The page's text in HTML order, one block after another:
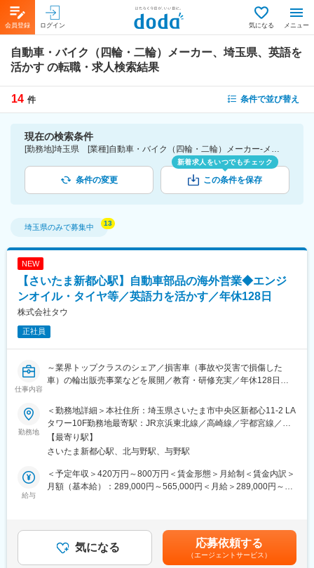
会員登録 ログイン 気になる メニュー
自動車・バイク（四輪・二輪）メーカー、埼玉県、英語を
活かす の転職・求人検索結果
14 件 条件で並び替え
現在の検索条件
[勤務地]埼玉県 [業種]自動車・バイク（四輪・二輪）メーカー-メーカー（機械・電気）業界 [詳細条件](語学)英語を活かす
条件の変更
新着求人をいつでもチェック
この条件を保存
埼玉県のみで募集中
NEW
【さいたま新都心駅】自動車部品の海外営業◆エンジ
ンオイル・タイヤ等／英語力を活かす／年休128日
株式会社タウ
正社員
仕事内容
～業界トップクラスのシェア／損害車（事故や災害で損傷した
車）の輪出販売事業などを展開／教育・研修充実／年休128日～
て蘇らせる「ダメージカーリユース」の業界トップクラス企業
で、世界120ヵ国以上に独自の販売網を持つ当社にて、エンジン
オイル・タイヤ等の自動車アフターパーツ全般を海外市場に提供
するため、取引国の拡大をお任せいたします。
■業務内容
＜自動車関連商品の販路開拓・販売＞
す。
現地パートナー開拓・現地営業・海外展示会への参加、商品PR・
販売のあらゆる事業過程に関わることができます。
勤務地
＜勤務地詳細＞本社住所：埼玉県さいたま市中央区新都心11-2 LA
タワー10F勤務地最寄駅：JR京浜東北線／高崎線／宇都宮線／さ
いたま新都心駅受動喫煙対策：屋内全面禁煙変更の範囲：会社の
定める事業所
【最寄り駅】
さいたま新都心駅、北与野駅、与野駅
給与
＜予定年収＞420万円～800万円＜賃金形態＞月給制＜賃金内訳＞
月額（基本給）：289,000円～565,000円＜月給＞289,000円～
評価により支給します。評価に応じて月収の1.5倍～3倍の支給と
なります。）賃金はあくまでも目安の金額であり、選考を通じて
上下する可能性があります。月給(月額)は固定手当を含めた表記で
気になる 応募依頼する
（エージェントサービス）